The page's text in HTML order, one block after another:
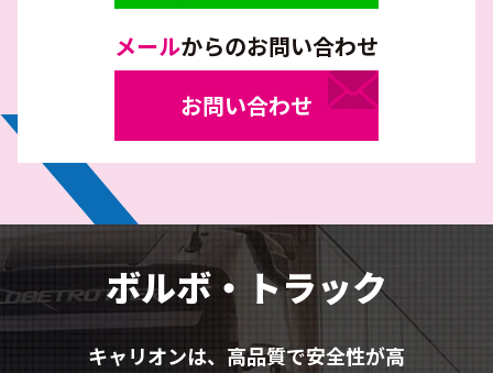
メールからのお問い合わせ
お問い合わせ
ボルボ・トラック
キャリオンは、高品質で安全性が高